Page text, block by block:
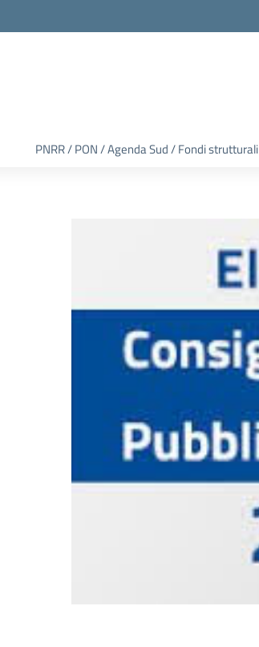
PNRR / PON / Agenda Sud / Fondi strutturali